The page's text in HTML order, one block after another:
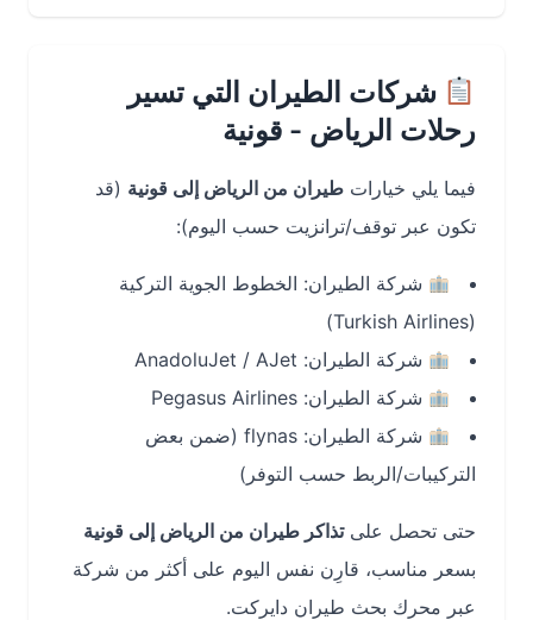
شركات الطيران التي تسير
رحلات الرياض - قونية
فيما يلي خياراتطيران من الرياض إلى قونية(قد
تكون عبر توقف/ترانزيت حسب اليوم):
شركة الطيران: الخطوط الجوية التركية
شركة الطيران: AnadoluJet / AJet
شركة الطيران: Pegasus Airlines
شركة الطيران: flynas (ضمن بعض
التركيبات/الربط حسب التوفر)
حتى تحصل علىتذاكر طيران من الرياض إلى قونية
بسعر مناسب، قارِن نفس اليوم على أكثر من شركة
عبر محرك بحث طيران دايركت.